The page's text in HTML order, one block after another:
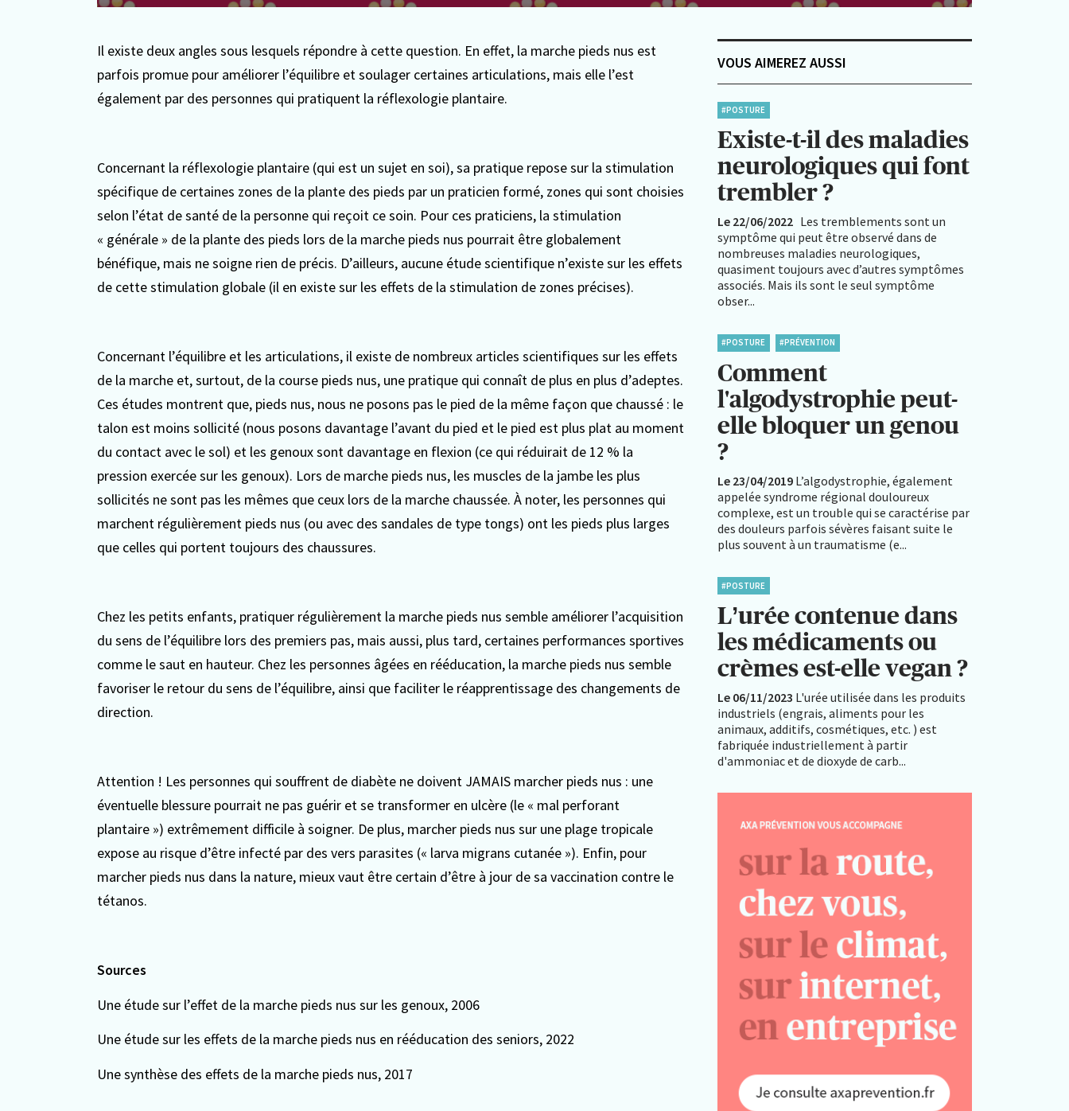
Il existe deux angles sous lesquels répondre à cette question. En effet, la marche pieds nus est
parfois promue pour améliorer l’équilibre et soulager certaines articulations, mais elle l’est
également par des personnes qui pratiquent la réflexologie plantaire.
Concernant la réflexologie plantaire (qui est un sujet en soi), sa pratique repose sur la stimulation
spécifique de certaines zones de la plante des pieds par un praticien formé, zones qui sont choisies
selon l’état de santé de la personne qui reçoit ce soin. Pour ces praticiens, la stimulation
« générale » de la plante des pieds lors de la marche pieds nus pourrait être globalement
bénéfique, mais ne soigne rien de précis. D’ailleurs, aucune étude scientifique n’existe sur les effets
de cette stimulation globale (il en existe sur les effets de la stimulation de zones précises).
Concernant l’équilibre et les articulations, il existe de nombreux articles scientifiques sur les effets
de la marche et, surtout, de la course pieds nus, une pratique qui connaît de plus en plus d’adeptes.
Ces études montrent que, pieds nus, nous ne posons pas le pied de la même façon que chaussé : le
talon est moins sollicité (nous posons davantage l’avant du pied et le pied est plus plat au moment
du contact avec le sol) et les genoux sont davantage en flexion (ce qui réduirait de 12 % la
pression exercée sur les genoux). Lors de marche pieds nus, les muscles de la jambe les plus
sollicités ne sont pas les mêmes que ceux lors de la marche chaussée. À noter, les personnes qui
marchent régulièrement pieds nus (ou avec des sandales de type tongs) ont les pieds plus larges
que celles qui portent toujours des chaussures.
Chez les petits enfants, pratiquer régulièrement la marche pieds nus semble améliorer l’acquisition
du sens de l’équilibre lors des premiers pas, mais aussi, plus tard, certaines performances sportives
comme le saut en hauteur. Chez les personnes âgées en rééducation, la marche pieds nus semble
favoriser le retour du sens de l’équilibre, ainsi que faciliter le réapprentissage des changements de
direction.
Attention ! Les personnes qui souffrent de diabète ne doivent JAMAIS marcher pieds nus : une
éventuelle blessure pourrait ne pas guérir et se transformer en ulcère (le « mal perforant
plantaire ») extrêmement difficile à soigner. De plus, marcher pieds nus sur une plage tropicale
expose au risque d’être infecté par des vers parasites (« larva migrans cutanée »). Enfin, pour
marcher pieds nus dans la nature, mieux vaut être certain d’être à jour de sa vaccination contre le
tétanos.
Sources
Une étude sur l’effet de la marche pieds nus sur les genoux, 2006
Une étude sur les effets de la marche pieds nus en rééducation des seniors, 2022
Une synthèse des effets de la marche pieds nus, 2017
VOUS AIMEREZ AUSSI
#POSTURE
Existe-t-il des maladies
neurologiques qui font
trembler ?
Le 22/06/2022 Les tremblements sont un
symptôme qui peut être observé dans de
nombreuses maladies neurologiques,
quasiment toujours avec d’autres symptômes
associés. Mais ils sont le seul symptôme
obser...
#POSTURE #PRÉVENTION
Comment
l'algodystrophie peut-
elle bloquer un genou
?
Le 23/04/2019 L’algodystrophie, également
appelée syndrome régional douloureux
complexe, est un trouble qui se caractérise par
des douleurs parfois sévères faisant suite le
plus souvent à un traumatisme (e...
#POSTURE
L’urée contenue dans
les médicaments ou
crèmes est-elle vegan ?
Le 06/11/2023 L'urée utilisée dans les produits
industriels (engrais, aliments pour les
animaux, additifs, cosmétiques, etc. ) est
fabriquée industriellement à partir
d'ammoniac et de dioxyde de carb...